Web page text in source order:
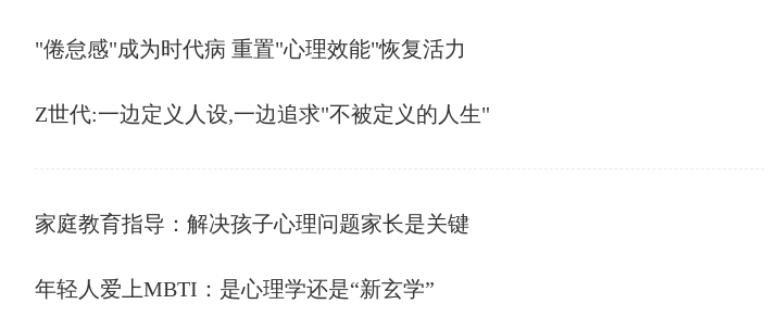
"倦怠感"成为时代病 重置"心理效能"恢复活力
Z世代:一边定义人设,一边追求"不被定义的人生"
家庭教育指导：解决孩子心理问题家长是关键
年轻人爱上MBTI：是心理学还是“新玄学”